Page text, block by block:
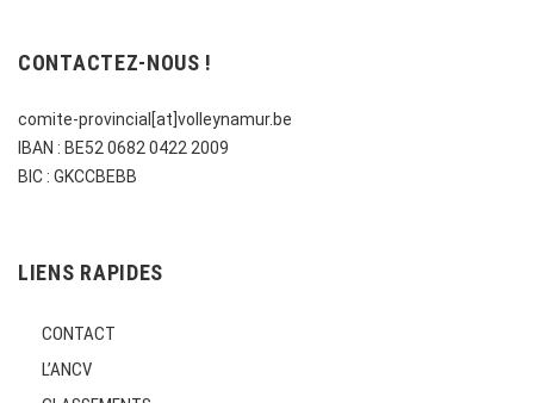
CONTACTEZ-NOUS !
comite-provincial[at]volleynamur.be
IBAN : BE52 0682 0422 2009
BIC : GKCCBEBB
LIENS RAPIDES
CONTACT
L’ANCV